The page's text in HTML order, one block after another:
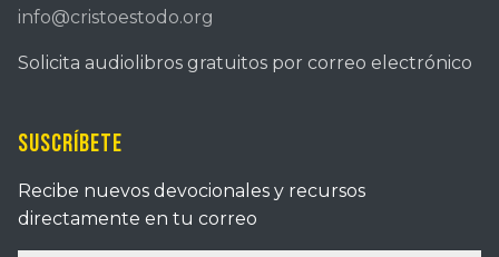
info@cristoestodo.org
Solicita audiolibros gratuitos por correo electrónico
Suscríbete
Recibe nuevos devocionales y recursos
directamente en tu correo